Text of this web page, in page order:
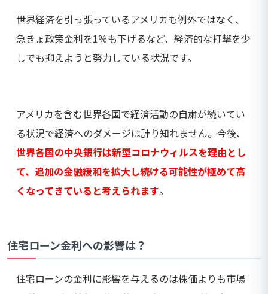
世界経済を引っ張っているアメリカも例外ではなく、
急きょ政策金利を1％も下げるなど、経済的な打撃を少
しでも抑えようと努力している状況です。
アメリカを含む世界各国で経済活動の自粛が続いてい
る状況で経済へのダメージは計り知れません。今後、
世界各国の中央銀行は新型コロナウィルスを理由とし
て、追加の金融緩和を拡大し続ける可能性が極めて高
くなってきていると考えられます。
住宅ローン金利への影響は？
住宅ローンの金利に影響を与えるのは株価よりも市場